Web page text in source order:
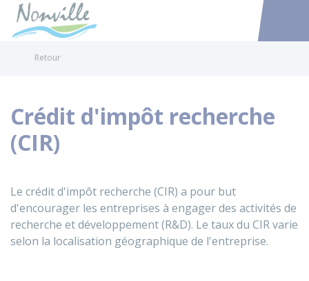
Accéder
Retour
Crédit d'impôt recherche
(CIR)
Le crédit d'impôt recherche (CIR) a pour but
d'encourager les entreprises à engager des activités de
recherche et développement (R&D). Le taux du CIR varie
selon la localisation géographique de l'entreprise.